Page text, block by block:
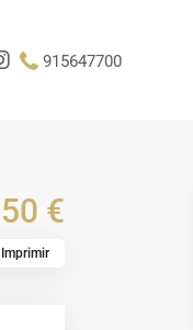
915647700
€
Imprimir